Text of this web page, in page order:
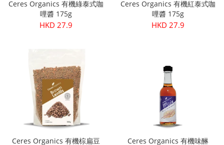
Ceres Organics 有機綠泰式咖
哩醬 175g
HKD 27.9
Ceres Organics 有機紅泰式咖
哩醬 175g
HKD 27.9
Ceres Organics 有機棕扁豆
Ceres Organics 有機味醂